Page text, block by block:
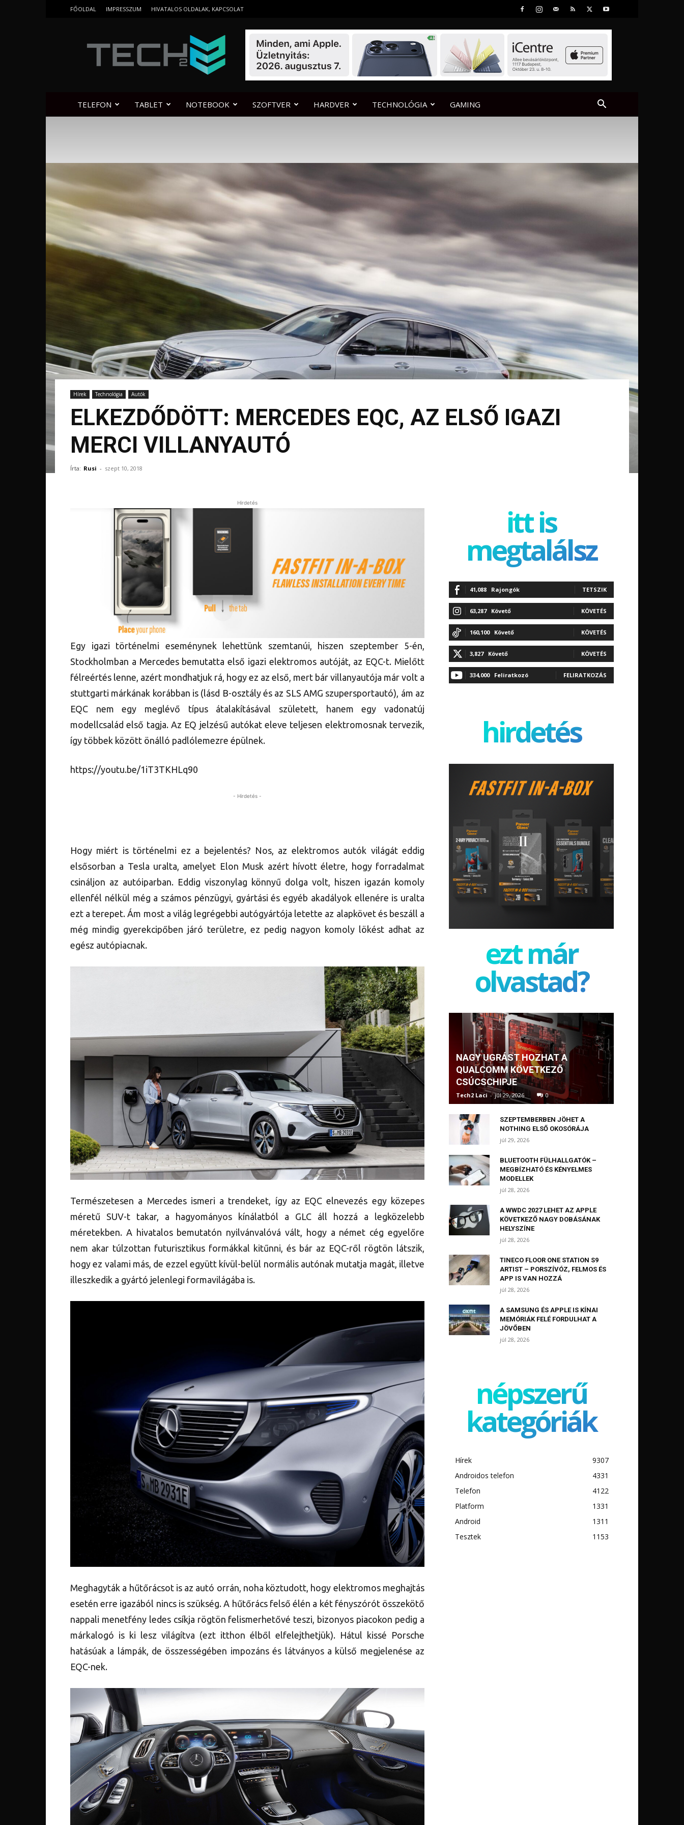
FŐOLDAL IMPRESSZUM HIVATALOS OLDALAK, KAPCSOLAT
TELEFON TABLET NOTEBOOK SZOFTVER HARDVER TECHNOLÓGIA GAMING
Hírek Technológia Autók
ELKEZDŐDÖTT: MERCEDES EQC, AZ ELSŐ IGAZI
MERCI VILLANYAUTÓ
Írta: Rusi - szept 10, 2018
Hirdetés
Egy igazi történelmi eseménynek lehettünk szemtanúi, hiszen szeptember 5-én,
Stockholmban a Mercedes bemutatta első igazi elektromos autóját, az EQC-t. Mielőtt
félreértés lenne, azért mondhatjuk rá, hogy ez az első, mert bár villanyautója már volt a
stuttgarti márkának korábban is (lásd B-osztály és az SLS AMG szupersportautó), ám az
EQC nem egy meglévő típus átalakításával született, hanem egy vadonatúj
modellcsalád első tagja. Az EQ jelzésű autókat eleve teljesen elektromosnak tervezik,
így többek között önálló padlólemezre épülnek.
https://youtu.be/1iT3TKHLq90
- Hirdetés -
Hogy miért is történelmi ez a bejelentés? Nos, az elektromos autók világát eddig
elsősorban a Tesla uralta, amelyet Elon Musk azért hívott életre, hogy forradalmat
csináljon az autóiparban. Eddig viszonylag könnyű dolga volt, hiszen igazán komoly
ellenfél nélkül még a számos pénzügyi, gyártási és egyéb akadályok ellenére is uralta
ezt a terepet. Ám most a világ legrégebbi autógyártója letette az alapkövet és beszáll a
még mindig gyerekcipőben járó területre, ez pedig nagyon komoly lökést adhat az
egész autópiacnak.
Természetesen a Mercedes ismeri a trendeket, így az EQC elnevezés egy közepes
méretű SUV-t takar, a hagyományos kínálatból a GLC áll hozzá a legközelebb
méretekben. A hivatalos bemutatón nyilvánvalóvá vált, hogy a német cég egyelőre
nem akar túlzottan futurisztikus formákkal kitűnni, és bár az EQC-ről rögtön látszik,
hogy ez valami más, de ezzel együtt kívül-belül normális autónak mutatja magát, illetve
illeszkedik a gyártó jelenlegi formavilágába is.
Meghagyták a hűtőrácsot is az autó orrán, noha köztudott, hogy elektromos meghajtás
esetén erre igazából nincs is szükség. A hűtőrács felső élén a két fényszórót összekötő
nappali menetfény ledes csíkja rögtön felismerhetővé teszi, bizonyos piacokon pedig a
márkalogó is ki lesz világítva (ezt itthon élből elfelejthetjük). Hátul kissé Porsche
hatásúak a lámpák, de összességében impozáns és látványos a külső megjelenése az
EQC-nek.
itt is
megtalálsz
41,088 Rajongók TETSZIK
63,287 Követő KÖVETÉS
160,100 Követő KÖVETÉS
3,827 Követő KÖVETÉS
334,000 Feliratkozó FELIRATKOZÁS
hirdetés
ezt már
olvastad?
NAGY UGRÁST HOZHAT A
QUALCOMM KÖVETKEZŐ
CSÚCSCHIPJE
Tech2 Laci - júl 29, 2026 0
SZEPTEMBERBEN JÖHET A
NOTHING ELSŐ OKOSÓRÁJA
júl 29, 2026
BLUETOOTH FÜLHALLGATÓK –
MEGBÍZHATÓ ÉS KÉNYELMES
MODELLEK
júl 28, 2026
A WWDC 2027 LEHET AZ APPLE
KÖVETKEZŐ NAGY DOBÁSÁNAK
HELYSZÍNE
júl 28, 2026
TINECO FLOOR ONE STATION S9
ARTIST – PORSZÍVÓZ, FELMOS ÉS
APP IS VAN HOZZÁ
júl 28, 2026
A SAMSUNG ÉS APPLE IS KÍNAI
MEMÓRIÁK FELÉ FORDULHAT A
JÖVŐBEN
júl 28, 2026
népszerű
kategóriák
Hírek
9307
Androidos telefon
4331
Telefon
4122
Platform
1331
Android
1311
Tesztek
1153